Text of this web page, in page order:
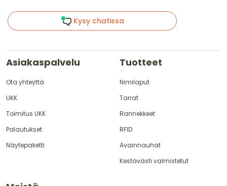
Kysy chatissa
Asiakaspalvelu
Ota yhteyttä
UKK
Toimitus UKK
Palautukset
Näytepaketti
Tuotteet
Nimilaput
Tarrat
Rannekkeet
RFID
Avainnauhat
Kestävästi valmistetut